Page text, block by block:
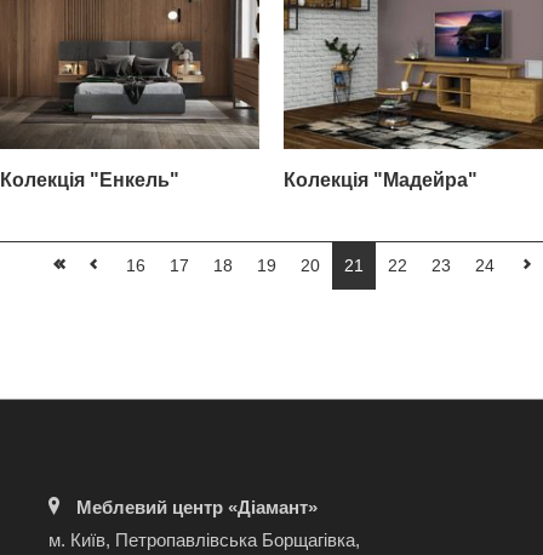
Колекція "Енкель" Колекція "Мадейра"
16 17 18 19 20 21 22 23 24
Меблевий центр «Діамант»
м. Київ, Петропавлівська Борщагівка,